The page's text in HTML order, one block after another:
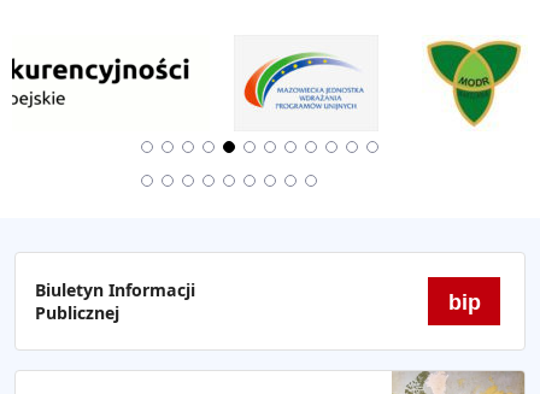
Biuletyn Informacji
Publicznej
bip